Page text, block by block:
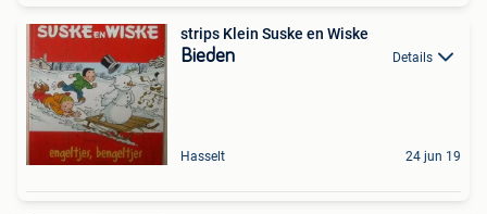
strips Klein Suske en Wiske
Bieden Details
Hasselt 24 jun 19